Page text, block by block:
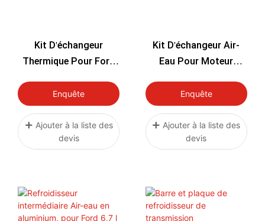
Kit D'échangeur
Thermique Pour Ford
Atlas 1994-1997
Enquête
Ajouter à la liste des
devis
Kit D'échangeur Air-
Eau Pour Moteur
LM2 LZ0 3.0L (2020-
2024)
Enquête
Ajouter à la liste des
devis